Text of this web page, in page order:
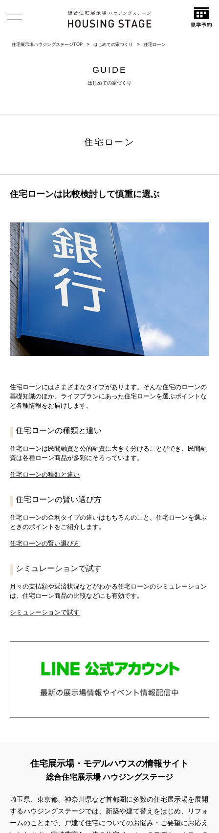
住宅展示場ハウジングステージTOP はじめての家づくり 住宅ローン
GUIDE
はじめての家づくり
住宅ローン
住宅ローンは比較検討して慎重に選ぶ
住宅ローンにはさまざまなタイプがあります。そんな住宅のローンの
基礎知識のほか、ライフプランにあった住宅ローンを選ぶポイントな
ど各種情報をお届けします。
住宅ローンの種類と違い
住宅ローンは民間融資と公的融資に大きく分けることができ、民間融
資は各種ローン商品が多彩にそろっています。
住宅ローンの種類と違い
住宅ローンの賢い選び方
住宅ローンの金利タイプの違いはもちろんのこと、住宅ローンを選ぶ
ときのポイントをご紹介します。
住宅ローンの賢い選び方
シミュレーションで試す
月々の支払額や返済状況などがわかる住宅ローンのシミュレーション
は、住宅ローン商品の比較などにも有効です。
シミュレーションで試す
住宅展示場・モデルハウスの情報サイト
総合住宅展示場 ハウジングステージ
埼玉県、東京都、神奈川県など首都圏に多数の住宅展示場を展開
するハウジングステージでは、新築や建て替えをはじめ、リフォ
ームのことまで、戸建て住宅についてのお悩み・ご要望にお応え